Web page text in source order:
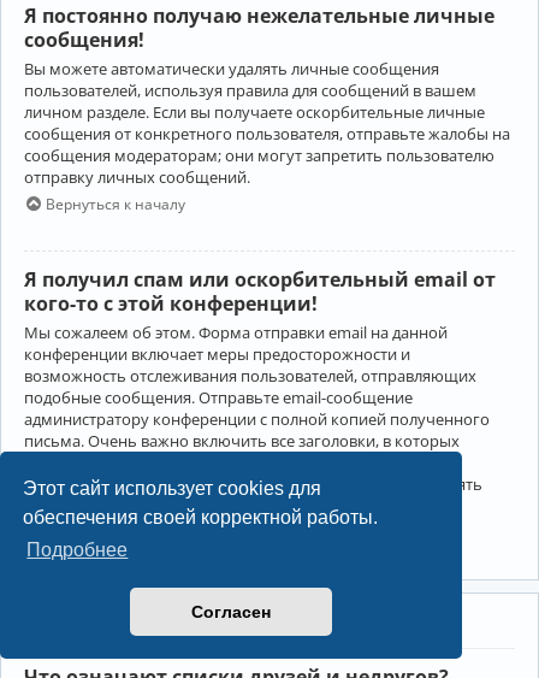
Этот сайт использует cookies для
обеспечения своей корректной работы.
Подробнее
Согласен
Я постоянно получаю нежелательные личные
сообщения!
Вы можете автоматически удалять личные сообщения
пользователей, используя правила для сообщений в вашем
личном разделе. Если вы получаете оскорбительные личные
сообщения от конкретного пользователя, отправьте жалобы на
сообщения модераторам; они могут запретить пользователю
отправку личных сообщений.
Вернуться к началу
Я получил спам или оскорбительный email от
кого-то с этой конференции!
Мы сожалеем об этом. Форма отправки email на данной
конференции включает меры предосторожности и
возможность отслеживания пользователей, отправляющих
подобные сообщения. Отправьте email-сообщение
администратору конференции с полной копией полученного
письма. Очень важно включить все заголовки, в которых
Администратор конференции сможет в этом случае принять
меры.
Друзья и недруги